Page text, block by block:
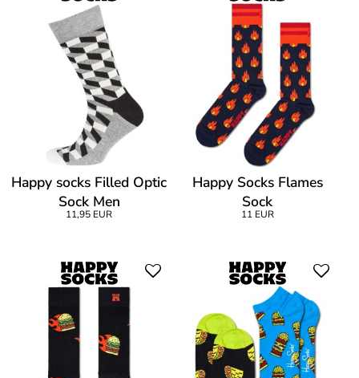
Happy socks Filled Optic
Sock Men
11,95 EUR
Happy Socks Flames
Sock
11 EUR